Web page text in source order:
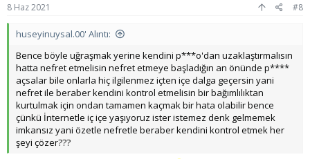
8 Haz 2021 #8
huseyinuysal.00' Alıntı:
Bence böyle uğraşmak yerine kendini p***o'dan uzaklaştırmalısın
hatta nefret etmelisin nefret etmeye başladığın an önünde p****
açsalar bile onlarla hiç ilgilenmez içten içe dalga geçersin yani
nefret ile beraber kendini kontrol etmelisin bir bağımlılıktan
kurtulmak için ondan tamamen kaçmak bir hata olabilir bence
çünkü İnternetle iç içe yaşıyoruz ister istemez denk gelmemek
imkansız yani özetle nefretle beraber kendini kontrol etmek her
şeyi çözer???